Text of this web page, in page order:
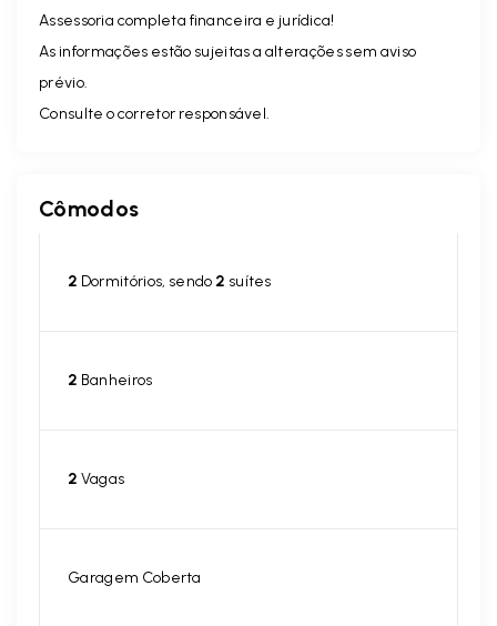
Assessoria completa financeira e jurídica!
As informações estão sujeitas a alterações sem aviso
prévio.
Consulte o corretor responsável.
Cômodos
2 Dormitórios, sendo 2 suítes
2 Banheiros
2 Vagas
Garagem Coberta